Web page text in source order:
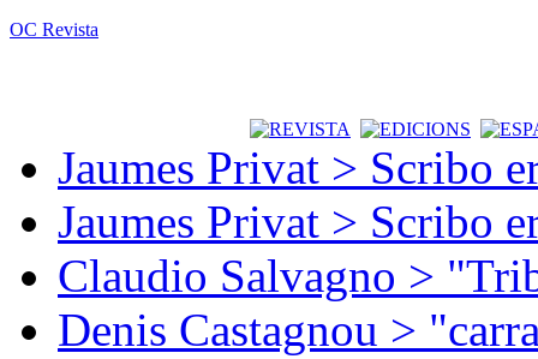
OC Revista
Jaumes Privat > Scribo
Jaumes Privat > Scribo
Claudio Salvagno >
Denis Castagnou >